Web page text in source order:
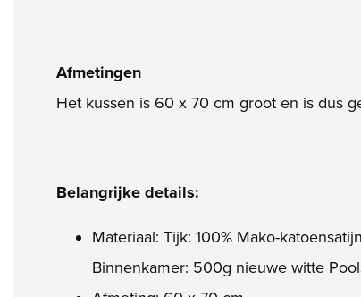
Afmetingen
Het kussen is 60 x 70 cm groot en is dus
Belangrijke details:
Materiaal: Tijk: 100% Mako-
Binnenkamer: 500g nieuwe witte